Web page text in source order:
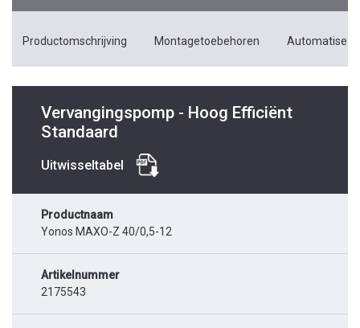
Productomschrijving Montagetoebehoren
Vervangingspomp - Hoog Efficiënt
Standaard
Uitwisseltabel
Productnaam
Yonos MAXO-Z 40/0,5-12
Artikelnummer
2175543